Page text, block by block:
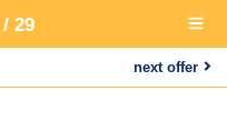
29
Open
menu
next offer